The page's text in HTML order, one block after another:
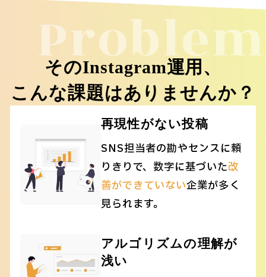
Problem
そのInstagram運用、
こんな課題はありませんか？
再現性がない投稿
SNS担当者の勘やセンスに頼
りきりで、数字に基づいた改
善ができていない企業が多く
見られます。
アルゴリズムの理解が
浅い